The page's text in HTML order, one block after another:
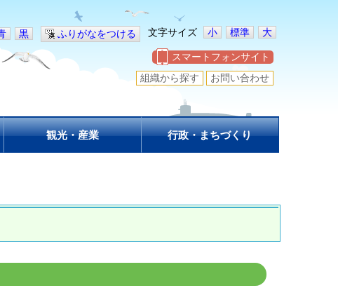
文字サイズ 小 標準 大
黒 ふりがなをつける
スマートフォンサイト
組織から探す
お問い合わせ
観光・産業 行政・まちづくり